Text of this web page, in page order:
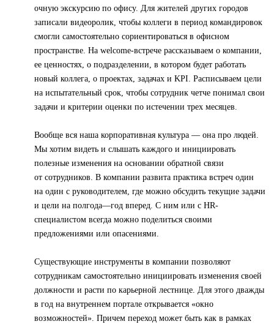
очную экскурсию по офису. Для жителей других городов
записали видеоролик, чтобы коллеги в период командировок
смогли самостоятельно сориентироваться в офисном
пространстве. На welcome-встрече рассказываем о компании,
ее ценностях, о подразделении, в котором будет работать
новый коллега, о проектах, задачах и KPI. Расписываем цели
на испытательный срок, чтобы сотрудник четче понимал свои
задачи и критерии оценки по истечении трех месяцев.
Вообще вся наша корпоративная культура — она про людей.
Мы хотим видеть и слышать каждого и инициировать
полезные изменения на основании обратной связи
от сотрудников. В компании развита практика встреч один
на один с руководителем, где можно обсудить текущие задачи
и цели на полгода—год вперед. С ним или с HR-
специалистом всегда можно поделиться своими
предложениями или опасениями.
Существующие инструменты в компании позволяют
сотрудникам самостоятельно инициировать изменения своей
должности и расти по карьерной лестнице. Для этого дважды
в год на внутреннем портале открывается «окно
возможностей». Причем переход может быть как в рамках